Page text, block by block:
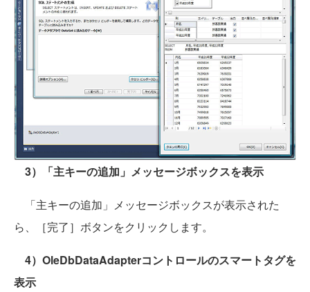
3）「主キーの追加」メッセージボックスを表示
「主キーの追加」メッセージボックスが表示された
ら、［完了］ボタンをクリックします。
4）OleDbDataAdapterコントロールのスマートタグを
表示